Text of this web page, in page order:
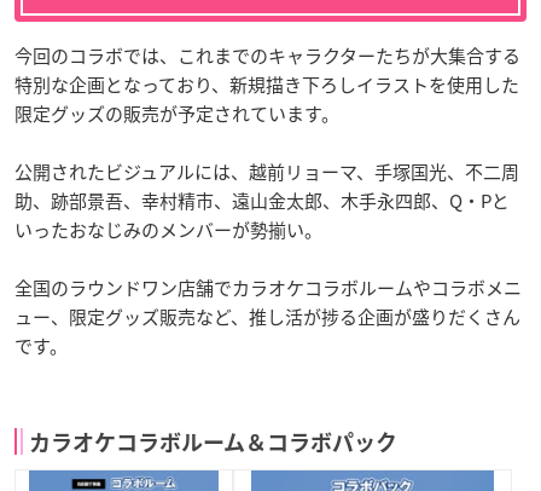
今回のコラボでは、これまでのキャラクターたちが大集合する
特別な企画となっており、新規描き下ろしイラストを使用した
限定グッズの販売が予定されています。
公開されたビジュアルには、越前リョーマ、手塚国光、不二周
助、跡部景吾、幸村精市、遠山金太郎、木手永四郎、Q・Pと
いったおなじみのメンバーが勢揃い。
全国のラウンドワン店舗でカラオケコラボルームやコラボメニ
ュー、限定グッズ販売など、推し活が捗る企画が盛りだくさん
です。
カラオケコラボルーム＆コラボパック